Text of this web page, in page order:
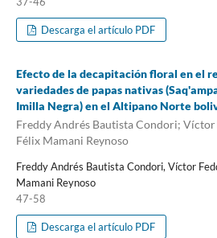
Descarga el artículo PDF
Efecto de la decapitación floral en el
variedades de papas nativas
Imilla Negra) en el Altipano Norte
Freddy Andrés Bautista Condori;
Félix Mamani Reynoso
Freddy Andrés Bautista Condori, Víctor
Mamani Reynoso
47-58
Descarga el artículo PDF